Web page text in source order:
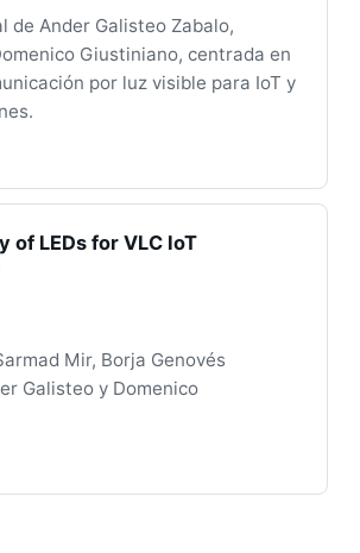
de Ander Galisteo Zabalo,
Giustiniano, centrada en
por luz visible para IoT y
of LEDs for VLC IoT
Mir, Borja Genovés
Galisteo y Domenico